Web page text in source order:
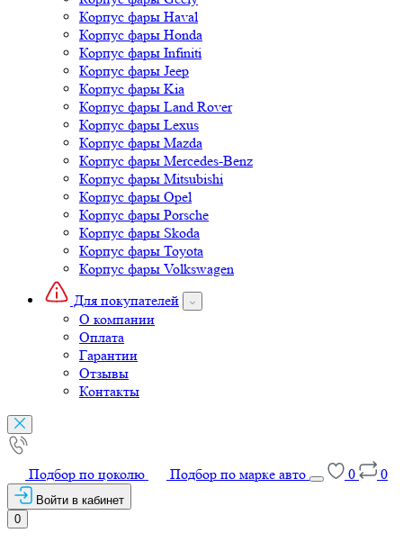
Корпус фары Haval
Корпус фары Honda
Корпус фары Infiniti
Корпус фары Jeep
Корпус фары Kia
Корпус фары Land Rover
Корпус фары Lexus
Корпус фары Mazda
Корпус фары Mercedes-Benz
Корпус фары Mitsubishi
Корпус фары Opel
Корпус фары Porsche
Корпус фары Skoda
Корпус фары Toyota
Корпус фары Volkswagen
Для покупателей
О компании
Оплата
Гарантии
Отзывы
Контакты
Подбор по цоколю Подбор по марке авто 0 0
Войти в кабинет
0